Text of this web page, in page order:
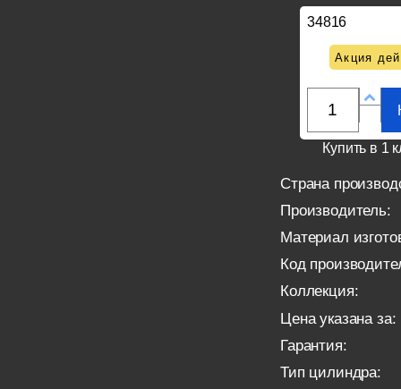
34816
Акция
Купить в 1
Страна
Производитель:
Материал
Код
Коллекция:
Цена указана за:
Гарантия:
Тип цилиндра: